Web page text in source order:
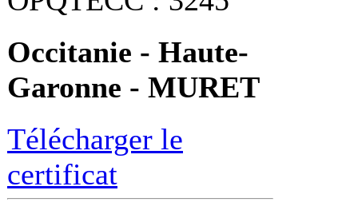
Occitanie - Haute-
Garonne - MURET
Télécharger le
certificat